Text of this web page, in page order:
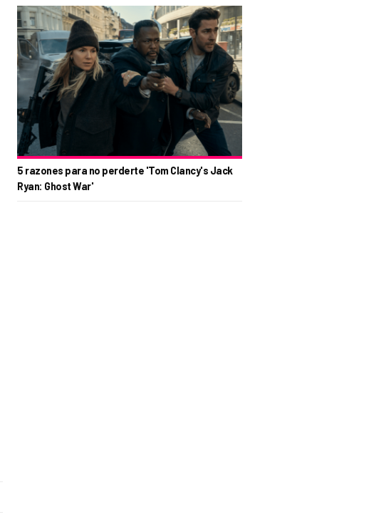
5 razones para no perderte 'Tom Clancy's Jack
Ryan: Ghost War'